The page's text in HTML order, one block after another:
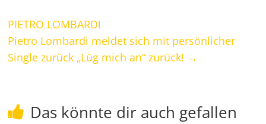
PIETRO LOMBARDI
Pietro Lombardi meldet sich mit persönlicher
Single zurück „Lüg mich an“ zurück! →
Das könnte dir auch gefallen